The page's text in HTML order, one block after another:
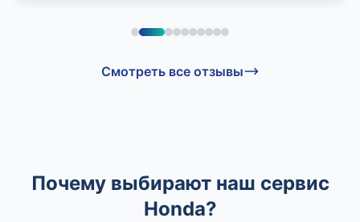
Смотреть все отзывы
Почему выбирают наш сервис
Honda?